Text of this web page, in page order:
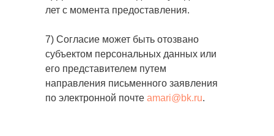
лет с момента предоставления.
7) Согласие может быть отозвано
субъектом персональных данных или
его представителем путем
направления письменного заявления
по электронной почте amari@bk.ru.